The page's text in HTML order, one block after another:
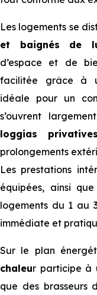
Les logements se
et baignés de
d’espace et de
facilitée grâce à
idéale pour un
s’ouvrent
loggias privatives
prolongements
Les prestations
équipées, ainsi
logements du 1 au
immédiate et
Sur le plan
chaleur participe à
que des brasseurs